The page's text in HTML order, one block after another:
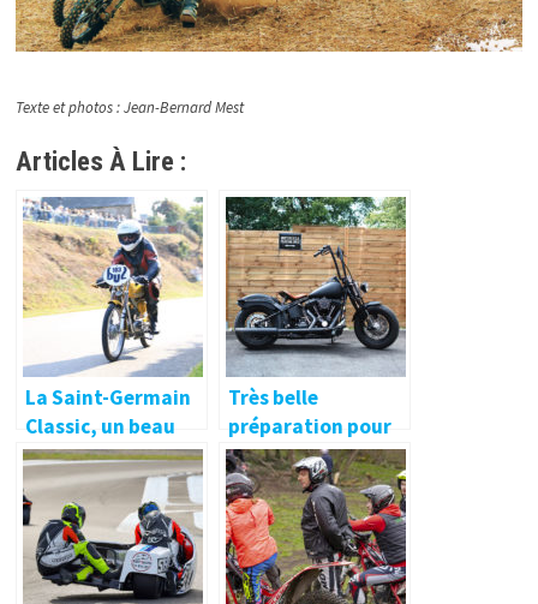
Texte et photos : Jean-Bernard Mest
Articles À Lire :
La Saint-Germain
Classic, un beau
rendez-vous !
Très belle
préparation pour
ce Cross Bones de
2009